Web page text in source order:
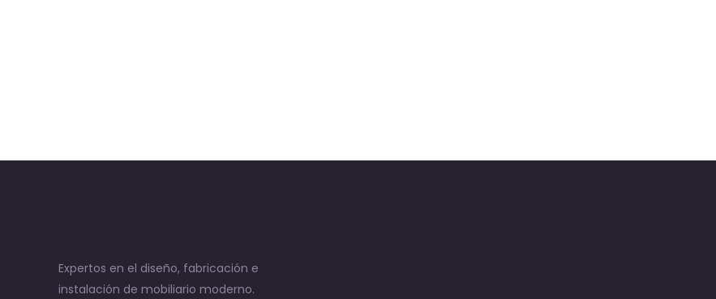
Expertos en el diseño, fabricación e
instalación de mobiliario moderno.